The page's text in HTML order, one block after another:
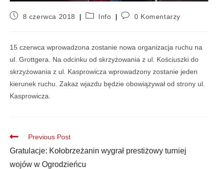
8 czerwca 2018 Info 0 Komentarzy
15 czerwca wprowadzona zostanie nowa organizacja ruchu na
ul. Grottgera. Na odcinku od skrzyżowania z ul. Kościuszki do
skrzyżowania z ul. Kasprowicza wprowadzony zostanie jeden
kierunek ruchu. Zakaz wjazdu będzie obowiązywał od strony ul.
Kasprowicza.
Previous Post
Gratulacje: Kołobrzeżanin wygrał prestiżowy turniej
wojów w Ogrodzieńcu